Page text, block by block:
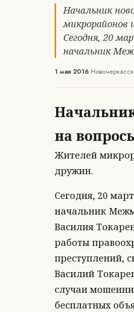
Начальник
микрорайонов
Сегодня, 20
начальник
1 мая 2016•
на
Жителей
дружин.
Сегодня, 20
начальник
Василия
работы
преступлений,
Василий
случаи
бесплатных